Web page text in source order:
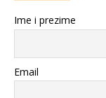
Ime i prezime
Email